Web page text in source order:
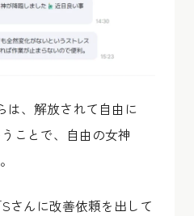
は、解放されて自由に
ことで、自由の女神
さんに改善依頼を出して